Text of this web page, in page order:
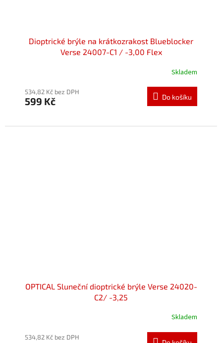
Dioptrické brýle na krátkozrakost Blueblocker
Verse 24007-C1 / -3,00 Flex
Skladem
534,82 Kč bez DPH
599 Kč Do košíku
OPTICAL Sluneční dioptrické brýle Verse 24020-
C2/ -3,25
Skladem
534,82 Kč bez DPH